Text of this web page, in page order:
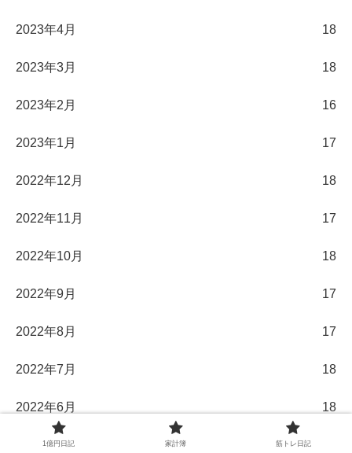
2023年4月 18
2023年3月 18
2023年2月 16
2023年1月 17
2022年12月 18
2022年11月 17
2022年10月 18
2022年9月 17
2022年8月 17
2022年7月 18
2022年6月 18
2022年5月
1億円日記 家計簿 筋トレ日記